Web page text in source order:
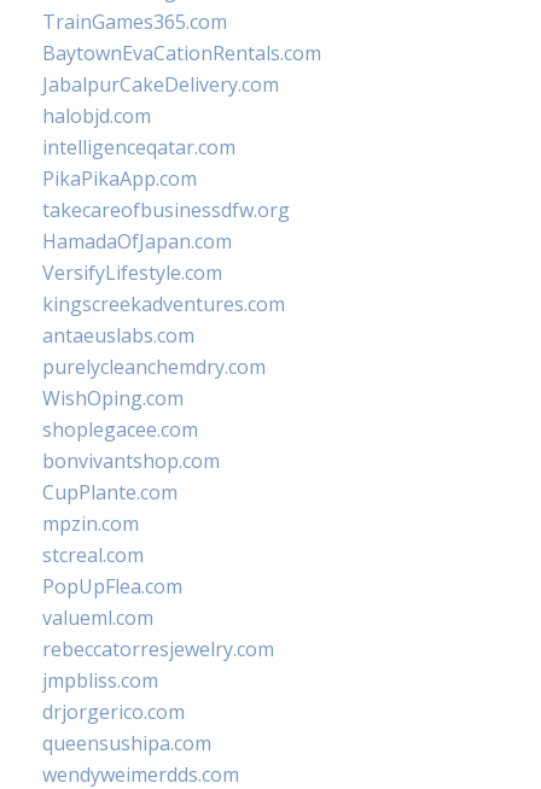
TrainGames365.com
BaytownEvaCationRentals.com
JabalpurCakeDelivery.com
halobjd.com
intelligenceqatar.com
PikaPikaApp.com
takecareofbusinessdfw.org
HamadaOfJapan.com
VersifyLifestyle.com
kingscreekadventures.com
antaeuslabs.com
purelycleanchemdry.com
WishOping.com
shoplegacee.com
bonvivantshop.com
CupPlante.com
mpzin.com
stcreal.com
PopUpFlea.com
valueml.com
rebeccatorresjewelry.com
jmpbliss.com
drjorgerico.com
queensushipa.com
wendyweimerdds.com